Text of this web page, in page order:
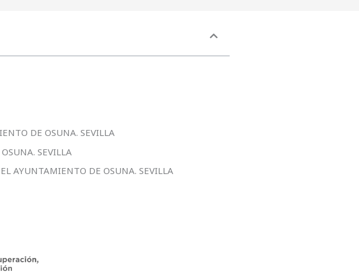
DE OSUNA. SEVILLA
SEVILLA
AYUNTAMIENTO DE OSUNA. SEVILLA